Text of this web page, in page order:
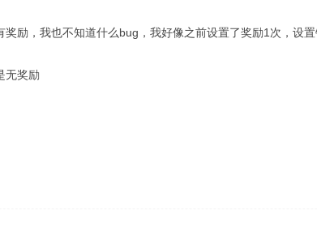
励，我也不知道什么bug，我好像之前设置了奖励1次，设
无奖励